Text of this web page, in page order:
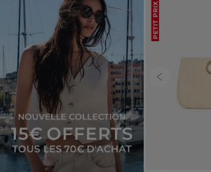
PETIT PRIX
Previous